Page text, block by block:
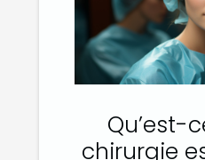
Qu’est-
chirurgie